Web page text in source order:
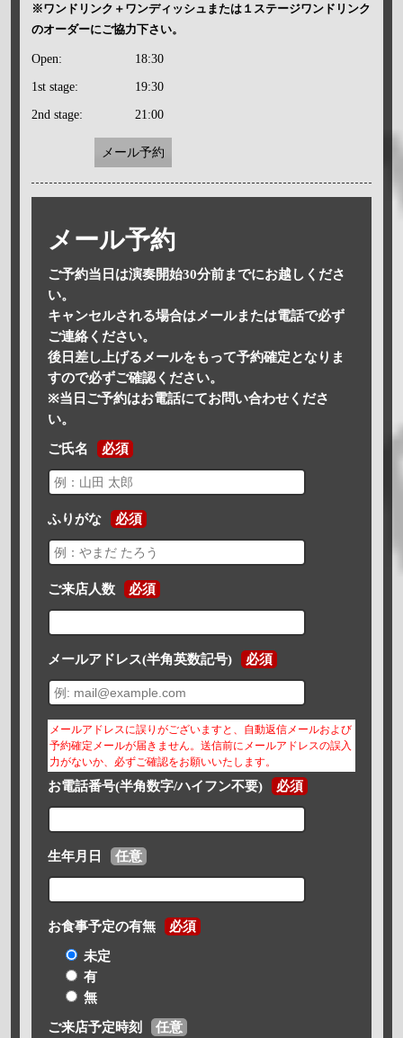
※ワンドリンク＋ワンディッシュまたは１ステージワンドリンク
のオーダーにご協力下さい。
Open: 18:30
1st stage: 19:30
2nd stage: 21:00
メール予約
メール予約
ご予約当日は演奏開始30分前までにお越しくださ
い。
キャンセルされる場合はメールまたは電話で必ず
ご連絡ください。
後日差し上げるメールをもって予約確定となりま
すので必ずご確認ください。
※当日ご予約はお電話にてお問い合わせくださ
い。
ご氏名 必須
ふりがな 必須
ご来店人数 必須
メールアドレス(半角英数記号) 必須
メールアドレスに誤りがございますと、自動返信メールおよび
予約確定メールが届きません。送信前にメールアドレスの誤入
力がないか、必ずご確認をお願いいたします。
お電話番号(半角数字/ハイフン不要) 必須
生年月日 任意
お食事予定の有無 必須
未定
有
無
ご来店予定時刻 任意